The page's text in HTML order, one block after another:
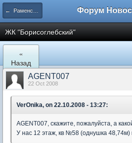
← Раменское
ЖК "Борисоглебский"
«
Назад
AGENT007
22 Oct 2008
VerOnika, on 22.10.2008 - 13:27:
AGENT007, скажите, пожалуйста, а
У нас 12 этаж, кв №58 (однушка 48,74м)